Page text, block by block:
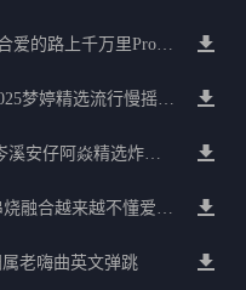
夜店必放电鼓House外文超嗨联合爱的路上千万里Prog包房漫步上头
DJ黄志全中文Electro现场串烧2025梦婷精选流行慢摇合集
炸场EDM音乐大赛魅音街同步岑溪安仔阿焱精选炸场歌路串烧
全国粤语Club音乐送兄弟实录串烧融合越来越不懂爱的哲学遗憾专辑
老嗨曲英文弹跳